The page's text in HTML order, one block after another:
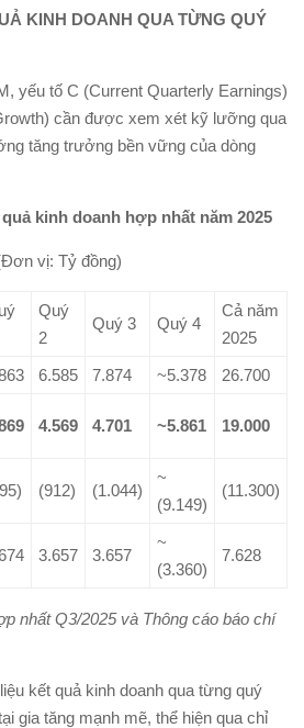
KINH DOANH QUA TỪNG QUÝ
yếu tố C (Current Quarterly Earnings)
cần được xem xét kỹ lưỡng qua
tăng trưởng bền vững của dòng
kinh doanh hợp nhất năm 2025
vị: Tỷ đồng)
Quý
2
Quý 3 Quý 4
Cả năm
2025
6.585 7.874 ~5.378
26.700
4.569 4.701 ~5.861 19.000
(912) (1.044)
~
(9.149)
(11.300)
3.657 3.657
~
(3.360)
7.628
nhất Q3/2025 và Thông cáo báo chí
kết quả kinh doanh qua từng quý
gia tăng mạnh mẽ, thể hiện qua chỉ